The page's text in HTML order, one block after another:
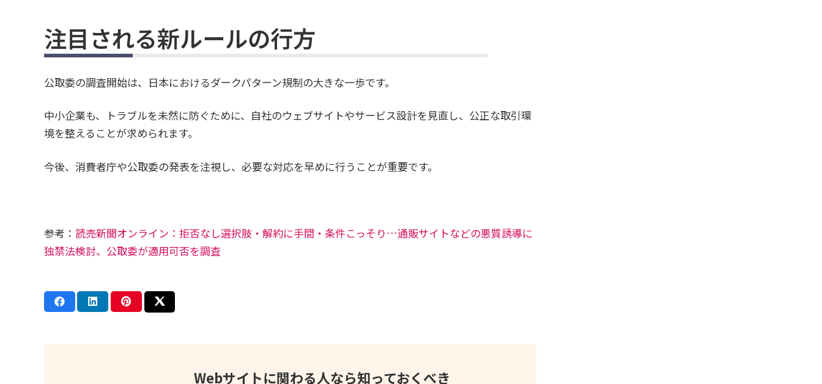
注目される新ルールの行方
公取委の調査開始は、日本におけるダークパターン規制の大きな一歩です。
中小企業も、トラブルを未然に防ぐために、自社のウェブサイトやサービス設計を見直し、公正な取引環
境を整えることが求められます。
今後、消費者庁や公取委の発表を注視し、必要な対応を早めに行うことが重要です。
参考： 読売新聞オンライン：拒否なし選択肢・解約に手間・条件こっそり…通販サイトなどの悪質誘導に
独禁法検討、公取委が適用可否を調査
Webサイトに関わる人なら知っておくべき